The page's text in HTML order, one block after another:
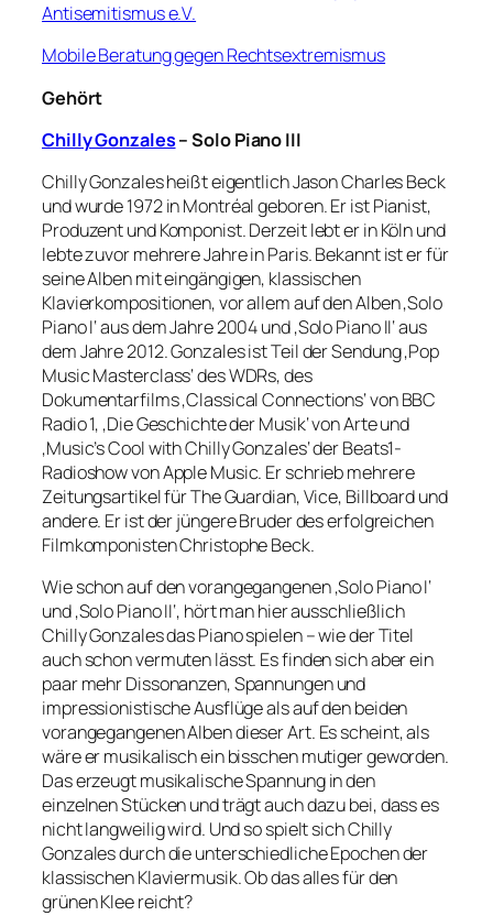
Antisemitismus e.V.
Mobile Beratung gegen Rechtsextremismus
Gehört
Chilly Gonzales– Solo Piano III
Chilly Gonzales heißt eigentlich Jason Charles Beck
und wurde 1972 in Montréal geboren. Er ist Pianist,
Produzent und Komponist. Derzeit lebt er in Köln und
lebte zuvor mehrere Jahre in Paris. Bekannt ist er für
seine Alben mit eingängigen, klassischen
Klavierkompositionen, vor allem auf den Alben ‚Solo
Piano I‘ aus dem Jahre 2004 und ‚Solo Piano II‘ aus
dem Jahre 2012. Gonzales ist Teil der Sendung ‚Pop
Music Masterclass‘ des WDRs, des
Dokumentarfilms ‚Classical Connections‘ von BBC
Radio 1, ‚Die Geschichte der Musik‘ von Arte und
‚Music’s Cool with Chilly Gonzales‘ der Beats1-
Radioshow von Apple Music. Er schrieb mehrere
Zeitungsartikel für The Guardian, Vice, Billboard und
andere. Er ist der jüngere Bruder des erfolgreichen
Filmkomponisten Christophe Beck.
Wie schon auf den vorangegangenen ‚Solo Piano I‘
und ‚Solo Piano II‘, hört man hier ausschließlich
Chilly Gonzales das Piano spielen – wie der Titel
auch schon vermuten lässt. Es finden sich aber ein
paar mehr Dissonanzen, Spannungen und
impressionistische Ausflüge als auf den beiden
vorangegangenen Alben dieser Art. Es scheint, als
wäre er musikalisch ein bisschen mutiger geworden.
Das erzeugt musikalische Spannung in den
einzelnen Stücken und trägt auch dazu bei, dass es
nicht langweilig wird. Und so spielt sich Chilly
Gonzales durch die unterschiedliche Epochen der
klassischen Klaviermusik. Ob das alles für den
grünen Klee reicht?